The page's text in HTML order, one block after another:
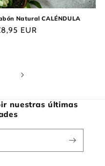
Natural CALÉNDULA
EUR
nuestras últimas